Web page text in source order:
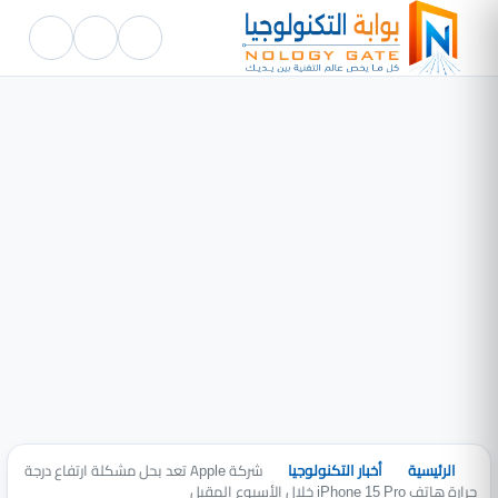
الرئيسية أخبار التكنولوجيا شركة Apple تعد بحل مشكلة ارتفاع درجة
حرارة هاتف iPhone 15 Pro خلال الأسبوع المقبل